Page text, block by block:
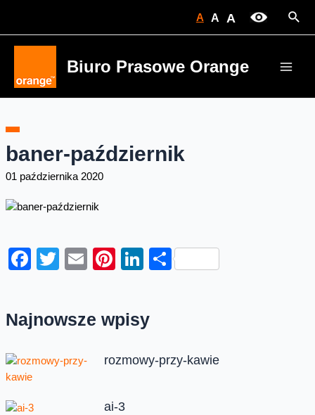
A A A
Biuro Prasowe Orange
baner-październik
01 października 2020
Facebook
Twitter
EmailPinterest
LinkedIn
Share
Najnowsze wpisy
rozmowy-przy-kawie
ai-3